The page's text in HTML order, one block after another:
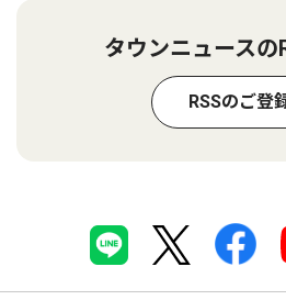
タウンニュースの
RSSのご登